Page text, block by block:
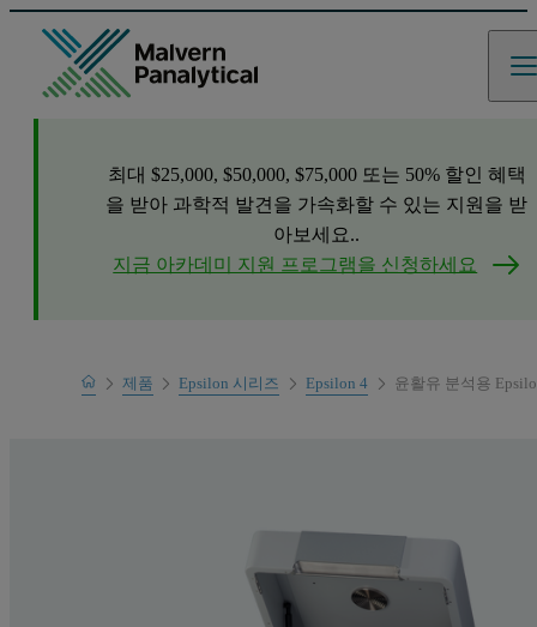
최대 $25,000, $50,000, $75,000 또는 50% 할인 혜택
을 받아 과학적 발견을 가속화할 수 있는 지원을 받
아보세요..
지금 아카데미 지원 프로그램을 신청하세요
Home제품
제품 범위
Epsilon 시리즈 Epsilon 4 윤활유 분석용